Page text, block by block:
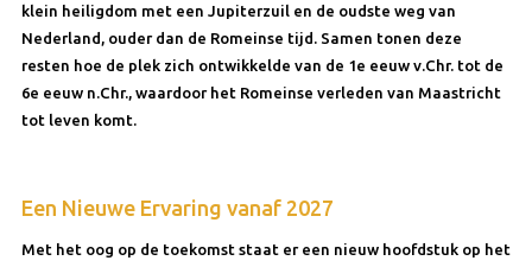
klein heiligdom met een Jupiterzuil en de oudste weg van
Nederland, ouder dan de Romeinse tijd. Samen tonen deze
resten hoe de plek zich ontwikkelde van de 1e eeuw v.Chr. tot de
6e eeuw n.Chr., waardoor het Romeinse verleden van Maastricht
tot leven komt.
Een Nieuwe Ervaring vanaf 2027
Met het oog op de toekomst staat er een nieuw hoofdstuk op het